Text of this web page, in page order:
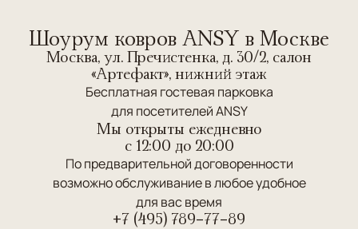
Шоурум ковров ANSY в Москве
Москва, ул. Пречистенка, д. 30/2, салон
«Артефакт», нижний этаж
Бесплатная гостевая парковка
для посетителей ANSY
Мы открыты ежедневно
c 12:00 до 20:00
По предварительной договоренности
возможно обслуживание в любое удобное
для вас время
+7 (495) 789-77-89